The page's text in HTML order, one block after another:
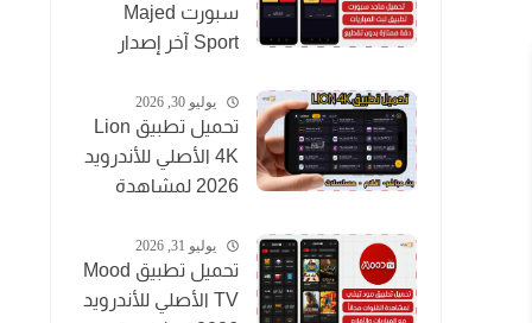
سبورت Majed
Sport آخر إصدار
المباريات مجاناً
يوليو 30, 2026
تحميل تطبيق Lion
4K الأصلي للأندرويد
2026 لمشاهدة
مجاناًيوليو 31, 2026
تحميل تطبيق Mood
TV الأصلي للأندرويد